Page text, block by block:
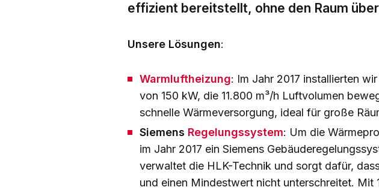
effizient bereitstellt, ohne den Raum
Unsere Lösungen:
Warmluftheizung: Im Jahr 2017 installierten
von 150 kW, die 11.800 m³/h Luftvolumen
schnelle Wärmeversorgung, ideal für große
Siemens Regelungssystem: Um die
im Jahr 2017 ein Siemens
verwaltet die HLK-Technik und sorgt dafür,
und einen Mindestwert nicht unterschreitet.